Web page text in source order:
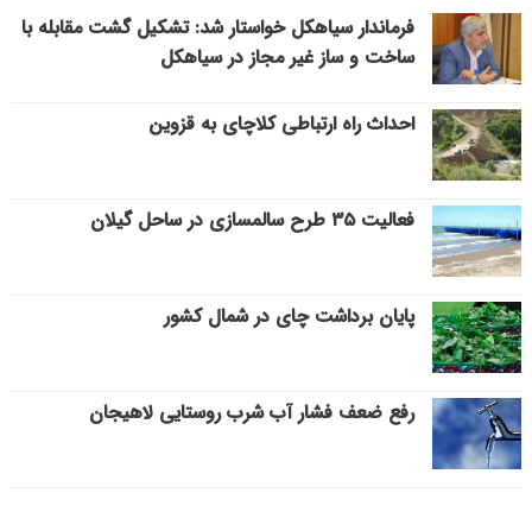
فرماندار سیاهکل خواستار شد: تشکیل گشت مقابله با
ساخت و ساز غیر مجاز در سیاهکل
احداث راه ارتباطی کلاچای به قزوین
فعالیت ۳۵ طرح سالمسازی در ساحل گیلان
پایان برداشت چای در شمال کشور
رفع ضعف فشار آب شرب روستایی لاهیجان